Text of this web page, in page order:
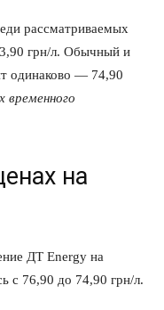
рассматриваемых
грн/л. Обычный и
одинаково — 74,90
временного
на
ДТ Energy на
с 76,90 до 74,90 грн/л.